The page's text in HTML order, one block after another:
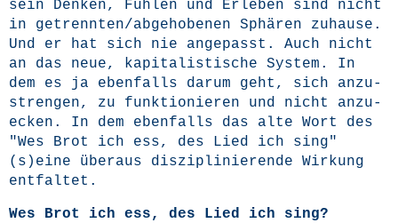
sein Den­ken, Füh­len und Erle­ben sind nicht
in getrennten/abgehobenen Sphä­ren zuhau­se.
Und er hat sich nie ange­passt. Auch nicht
an das neue, kapi­ta­lis­ti­sche Sys­tem. In
dem es ja eben­falls dar­um geht, sich anzu­
stren­gen, zu funk­tio­nie­ren und nicht anzu­
ecken. In dem eben­falls das alte Wort des
"Wes Brot ich ess, des Lied ich sing"
(s)eine über­aus dis­zi­pli­nie­ren­de Wir­kung
entfaltet.
Wes Brot ich ess, des Lied ich sing?